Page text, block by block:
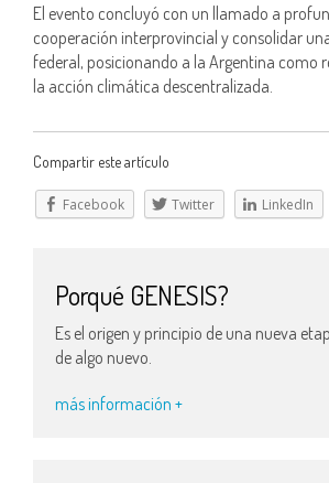
El evento concluyó con un llamado a
cooperación interprovincial y consolidar
federal, posicionando a la Argentina como
la acción climática descentralizada.
Compartir este artículo
Facebook Twitter LinkedIn
Porqué GENESIS?
Es el origen y principio de una nueva
de algo nuevo.
más información +